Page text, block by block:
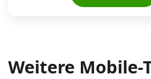
Weitere Mobile-